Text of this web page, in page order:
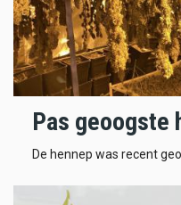
Pas geoogste
De hennep was recent